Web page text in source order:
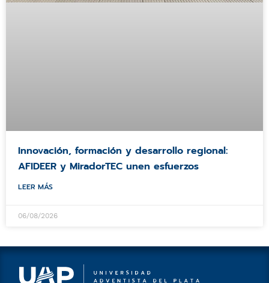
Innovación, formación y desarrollo regional:
AFIDEER y MiradorTEC unen esfuerzos
LEER MÁS
06/08/2026